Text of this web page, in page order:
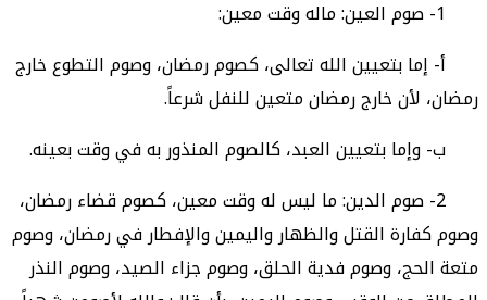
أ- إما بتعيين الله تعالى، كصوم رمضان، وصوم التطوع خارج
رمضان، لأن خارج رمضان متعين للنفل شرعاً.
ب- وإما بتعيين العبد، كالصوم المنذور به في وقت بعينه.
2- صوم الدين: ما ليس له وقت معين، كصوم قضاء رمضان،
وصوم كفارة القتل والظهار واليمين والإفطار في رمضان، وصوم
متعة الحج، وصوم فدية الحلق، وصوم جزاء الصيد، وصوم النذر